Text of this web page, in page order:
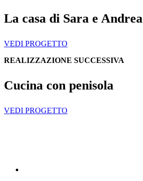
La casa di Sara e Andrea
VEDI PROGETTO
REALIZZAZIONE SUCCESSIVA
Cucina con penisola
VEDI PROGETTO